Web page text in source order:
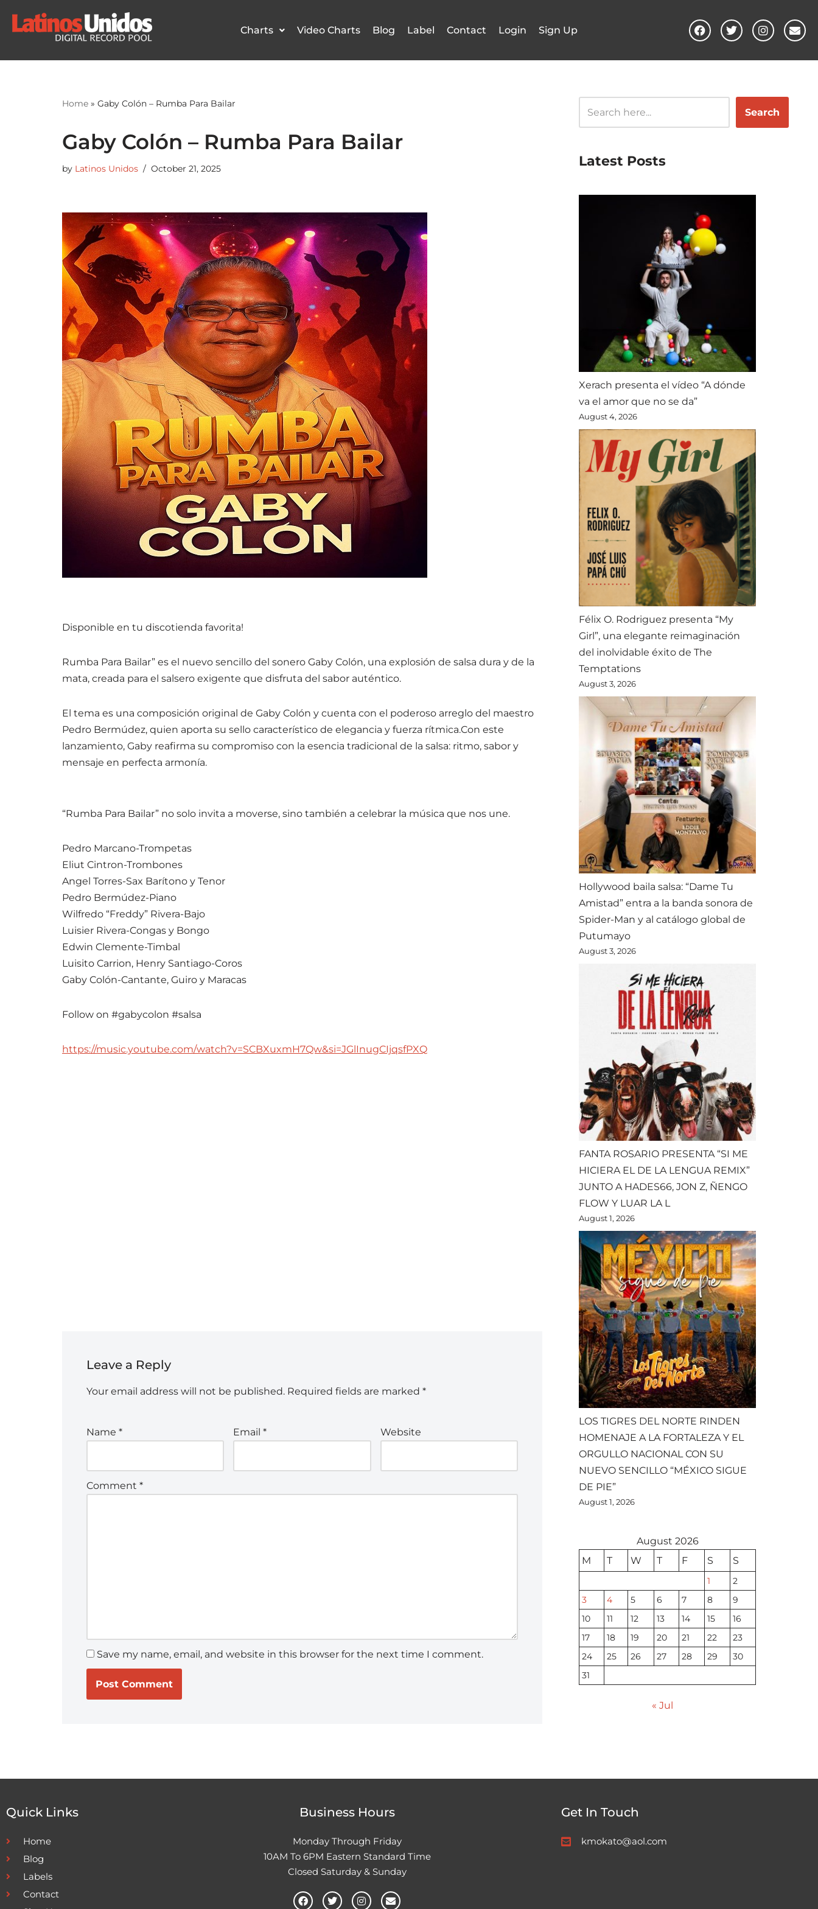
Skip
Charts Video Charts Blog Label Contact Login Sign Up
Home » Gaby Colón – Rumba Para Bailar
Gaby Colón – Rumba Para Bailar
by Latinos Unidos October 21, 2025
Disponible en tu discotienda favorita!
Rumba Para Bailar” es el nuevo sencillo del sonero Gaby Colón, una explosión de salsa dura y de la
mata, creada para el salsero exigente que disfruta del sabor auténtico.
El tema es una composición original de Gaby Colón y cuenta con el poderoso arreglo del maestro
Pedro Bermúdez, quien aporta su sello característico de elegancia y fuerza rítmica.Con este
lanzamiento, Gaby reafirma su compromiso con la esencia tradicional de la salsa: ritmo, sabor y
mensaje en perfecta armonía.
“Rumba Para Bailar” no solo invita a moverse, sino también a celebrar la música que nos une.
Pedro Marcano-Trompetas
Eliut Cintron-Trombones
Angel Torres-Sax Barítono y Tenor
Pedro Bermúdez-Piano
Wilfredo “Freddy” Rivera-Bajo
Luisier Rivera-Congas y Bongo
Edwin Clemente-Timbal
Luisito Carrion, Henry Santiago-Coros
Gaby Colón-Cantante, Guiro y Maracas
Follow on #gabycolon #salsa
https://music.youtube.com/watch?v=SCBXuxmH7Qw&si=JGlInugCIjqsfPXQ
Leave a Reply
Your email address will not be published. Required fields are marked *
Name * Email* Website
Comment *
Save my name, email, and website in this browser for the next time I comment.
Search
Latest Posts
Xerach presenta el vídeo “A dónde
va el amor que no se da”
August 4, 2026
Félix O. Rodriguez presenta “My
Girl”, una elegante reimaginación
del inolvidable éxito de The
Temptations
August 3, 2026
Hollywood baila salsa: “Dame Tu
Amistad” entra a la banda sonora de
Spider-Man y al catálogo global de
Putumayo
August 3, 2026
FANTA ROSARIO PRESENTA “SI ME
HICIERA EL DE LA LENGUA REMIX”
JUNTO A HADES66, JON Z, ÑENGO
FLOW Y LUAR LA L
August 1, 2026
LOS TIGRES DEL NORTE RINDEN
HOMENAJE A LA FORTALEZA Y EL
ORGULLO NACIONAL CON SU
NUEVO SENCILLO “MÉXICO SIGUE
DE PIE”
August 1, 2026
August 2026
M
T W T F S S
1
2
3
4 5 6 7 8
9
10
11 12 13 14 15
16
17
18 19 20 21 22
23
24
25 26 27 28 29
30
31
« Jul
Quick Links
Home
Blog
Labels
Contact
Business Hours
Monday Through Friday
10AM To 6PM Eastern Standard Time
Closed Saturday & Sunday
Get In Touch
kmokato@aol.com